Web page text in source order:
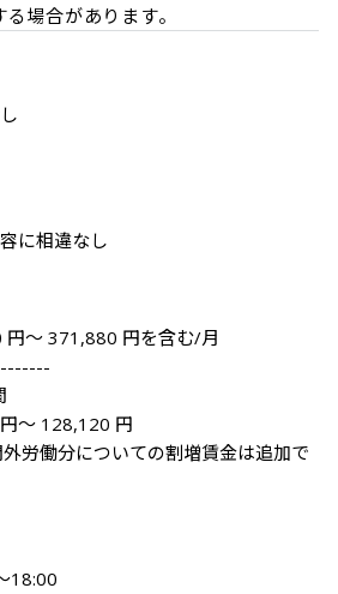
場合があります。
に相違なし
円～ 371,880 円を含む/月
～ 128,120 円
労働分についての割増賃金は追加で
18:00